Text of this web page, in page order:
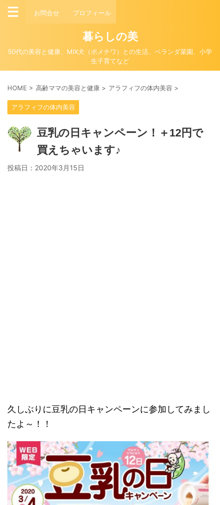
お問合せ プロフィール
暮らしの美
50代の美容と健康、MIX犬（ポメチワ）との生活、ベランダ菜園、小学
生子育てなど
HOME > 高齢ママの美容と健康 > アラフィフの体内美容 >
アラフィフの体内美容
豆乳の日キャンペーン！＋12円で
買えちゃいます♪
投稿日： 2020年3月15日
久しぶりに豆乳の日キャンペーンに参加してみまし
たよ～！！